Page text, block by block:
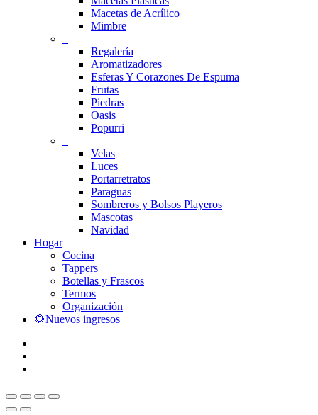
Macetas de Acrílico
Mimbre
–
Regalería
Aromatizadores
Esferas Y Corazones De Espuma
Frutas
Piedras
Oasis
Popurri
–
Velas
Luces
Portarretratos
Paraguas
Sombreros y Bolsos Playeros
Mascotas
Navidad
Hogar
Cocina
Tappers
Botellas y Frascos
Termos
Organización
🌻Nuevos ingresos